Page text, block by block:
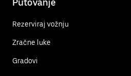
Putovanje
Rezerviraj vožnju
Zračne luke
Gradovi